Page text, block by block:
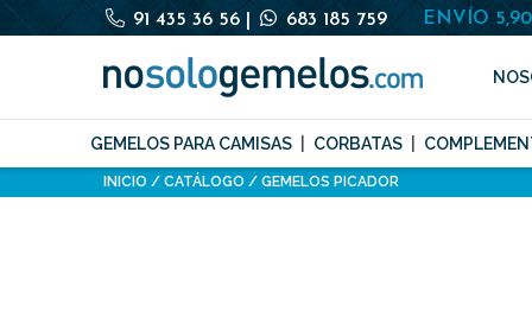
91 435 36 56 683 185 759 ENVÍO
GEMELOS PARA CAMISAS CORBATAS
INICIO CATÁLOGO GEMELOS PICADOR